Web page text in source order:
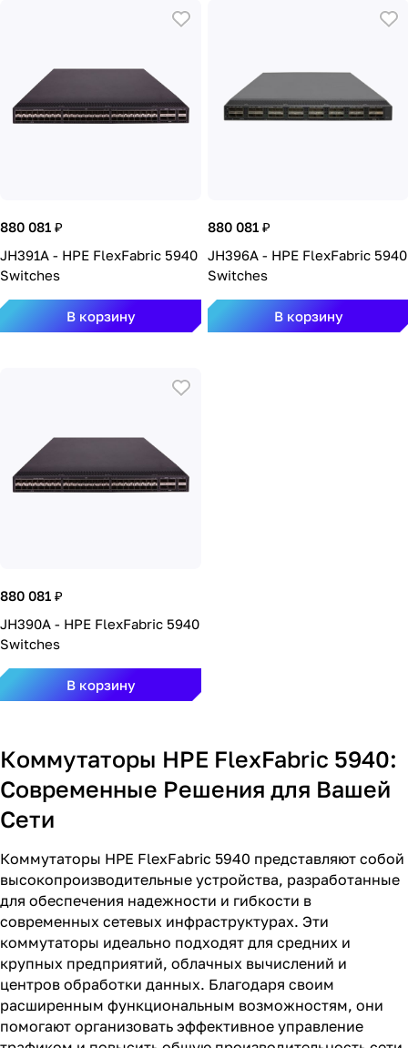
880 081 ₽
JH391A - HPE FlexFabric 5940
Switches
В корзину
880 081 ₽
JH396A - HPE FlexFabric 5940
Switches
В корзину
880 081 ₽
JH390A - HPE FlexFabric 5940
Switches
В корзину
Коммутаторы HPE FlexFabric 5940:
Современные Решения для Вашей
Сети
Коммутаторы HPE FlexFabric 5940 представляют собой
высокопроизводительные устройства, разработанные
для обеспечения надежности и гибкости в
современных сетевых инфраструктурах. Эти
коммутаторы идеально подходят для средних и
крупных предприятий, облачных вычислений и
центров обработки данных. Благодаря своим
расширенным функциональным возможностям, они
помогают организовать эффективное управление